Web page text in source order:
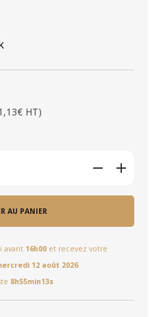
HT)
AU PANIER
avant 16h00 et recevez votre
12 août 2026
8h55min12s